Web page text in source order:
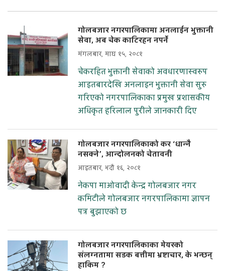
गोलबजार नगरपालिकामा अनलाईन भुक्तानी
सेवा, अब चेक काटिरहन नपर्ने
मंगलबार, माघ १५, २०८१
चेकरहित भुक्तानी सेवाको अवधारणास्वरुप
आइतबारदेखि अनलाइन भुक्तानी सेवा सुरु
गरिएको नगरपालिकाका प्रमुख प्रशासकीय
अधिकृत हरिलाल पुरीले जानकारी दिए
गोलबजार नगरपालिकाको कर ‘धान्नै
नसक्ने’, आन्दोलनको चेतावनी
आइतबार, भदौ १६, २०८१
नेकपा माओवादी केन्द्र गोलबजार नगर
कमिटीले गोलबजार नगरपालिकामा ज्ञापन
पत्र बुझाएको छ
गोलबजार नगरपालिकाका मेयरको
संलग्नतामा सडक बत्तीमा भ्रष्टाचार, के भन्छन्
हाकिम ?